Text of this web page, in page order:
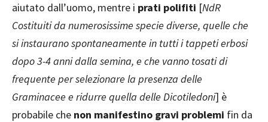
aiutato dall’uomo, mentre i prati polifiti [NdR
Costituiti da numerosissime specie diverse, quelle che
si instaurano spontaneamente in tutti i tappeti erbosi
dopo 3-4 anni dalla semina, e che vanno tosati di
frequente per selezionare la presenza delle
Graminacee e ridurre quella delle Dicotiledoni] è
probabile che non manifestino gravi problemi fin da